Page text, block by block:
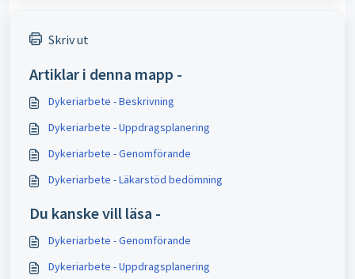
Skriv ut
Artiklar i denna mapp -
Dykeriarbete - Beskrivning
Dykeriarbete - Uppdragsplanering
Dykeriarbete - Genomförande
Dykeriarbete - Läkarstöd bedömning
Du kanske vill läsa -
Dykeriarbete - Genomförande
Dykeriarbete - Uppdragsplanering